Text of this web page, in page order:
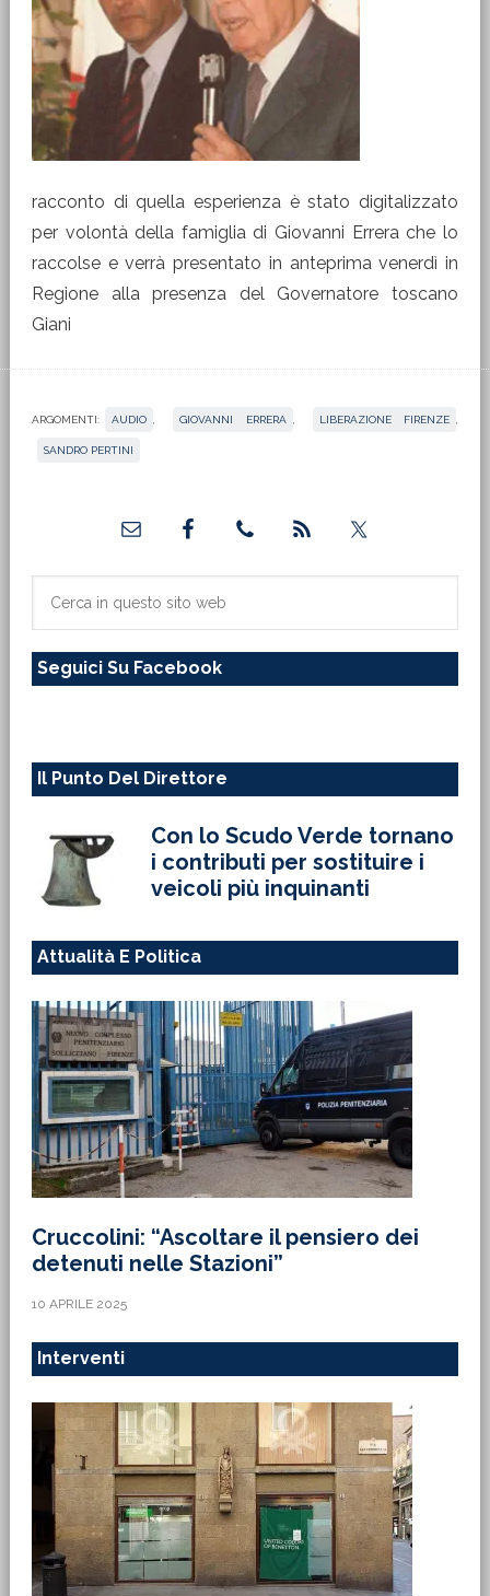
racconto di quella esperienza è stato digitalizzato
per volontà della famiglia di Giovanni Errera che lo
raccolse e verrà presentato in anteprima venerdì in
Regione alla presenza del Governatore toscano
Giani
ARGOMENTI: AUDIO GIOVANNI ERRERA LIBERAZIONE FIRENZE
SANDRO PERTINI
primaria
sito
Seguici Su Facebook
Il Punto Del Direttore
Con lo Scudo Verde tornano
i contributi per sostituire i
veicoli più inquinanti
Attualità E Politica
Cruccolini: “Ascoltare il pensiero dei
detenuti nelle Stazioni”
10 APRILE 2025
Interventi